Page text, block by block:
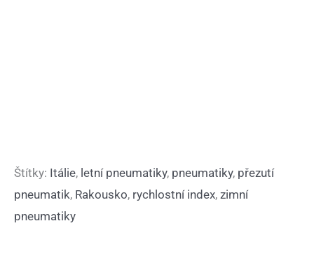
Štítky: Itálie, letní pneumatiky, pneumatiky, přezutí
pneumatik, Rakousko, rychlostní index, zimní
pneumatiky